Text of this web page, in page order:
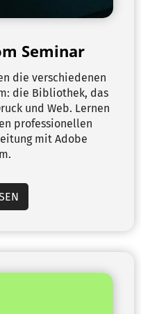
Seminar
die verschiedenen
die Bibliothek, das
und Web. Lernen
professionellen
mit Adobe